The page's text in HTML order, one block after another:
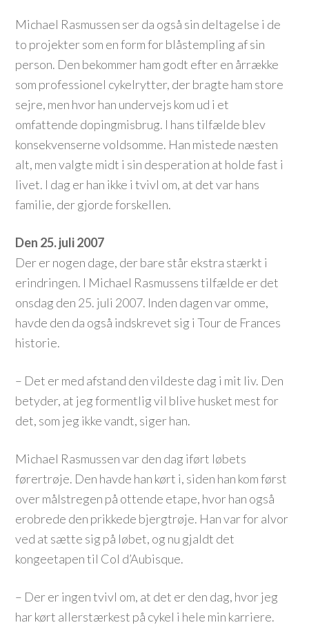
Michael Rasmussen ser da også sin deltagelse i de
to projekter som en form for blåstempling af sin
person. Den bekommer ham godt efter en årrække
som professionel cykelrytter, der bragte ham store
sejre, men hvor han undervejs kom ud i et
omfattende dopingmisbrug. I hans tilfælde blev
konsekvenserne voldsomme. Han mistede næsten
alt, men valgte midt i sin desperation at holde fast i
livet. I dag er han ikke i tvivl om, at det var hans
familie, der gjorde forskellen.
Den 25. juli 2007
Der er nogen dage, der bare står ekstra stærkt i
erindringen. I Michael Rasmussens tilfælde er det
onsdag den 25. juli 2007. Inden dagen var omme,
havde den da også indskrevet sig i Tour de Frances
historie.
– Det er med afstand den vildeste dag i mit liv. Den
betyder, at jeg formentlig vil blive husket mest for
det, som jeg ikke vandt, siger han.
Michael Rasmussen var den dag iført løbets
førertrøje. Den havde han kørt i, siden han kom først
over målstregen på ottende etape, hvor han også
erobrede den prikkede bjergtrøje. Han var for alvor
ved at sætte sig på løbet, og nu gjaldt det
kongeetapen til Col d’Aubisque.
– Der er ingen tvivl om, at det er den dag, hvor jeg
har kørt allerstærkest på cykel i hele min karriere.